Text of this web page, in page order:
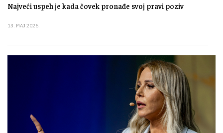
Najveći uspeh je kada čovek pronađe svoj pravi poziv
13. MAJ 2026.